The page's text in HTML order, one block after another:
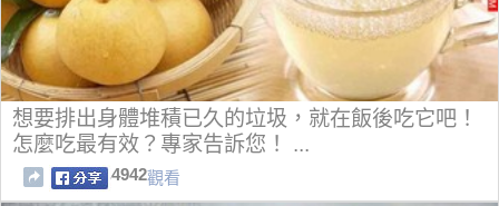
想要排出身體堆積已久的垃圾，就在飯後吃它吧！
怎麼吃最有效？專家告訴您！ ...
4942觀看